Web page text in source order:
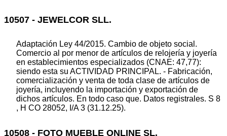
10507 - JEWELCOR SLL.
Adaptación Ley 44/2015. Cambio de objeto social.
Comercio al por menor de artículos de relojería y joyería
en establecimientos especializados (CNAE: 47,77):
siendo esta su ACTIVIDAD PRINCIPAL. - Fabricación,
comercialización y venta de toda clase de artículos de
joyería, incluyendo la importación y exportación de
dichos artículos. En todo caso que. Datos registrales. S 8
, H CO 28052, I/A 3 (31.12.25).
10508 - FOTO MUEBLE ONLINE SL.